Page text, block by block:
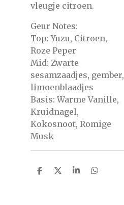
vleugje citroen.
Geur Notes:
Top: Yuzu, Citroen,
Roze Peper
Mid: Zwarte
sesamzaadjes, gember,
limoenblaadjes
Basis: Warme Vanille,
Kruidnagel,
Kokosnoot, Romige
Musk
D
D
S
D